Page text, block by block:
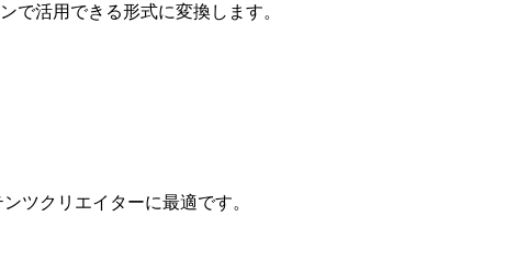
活用できる形式に変換します。
ツクリエイターに最適です。